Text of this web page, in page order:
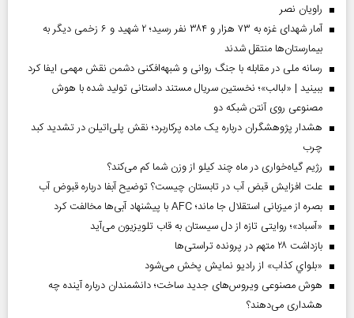
راویان نصر
آمار شهدای غزه به ۷۳ هزار و ۳۸۴ نفر رسید؛ ۲ شهید و ۶ زخمی دیگر به
بیمارستان‌ها منتقل شدند
رسانه ملی در مقابله با جنگ روانی و شبهه‌افکنی دشمن نقش مهمی ایفا کرد
ببینید | «لبالب»؛ نخستین سریال مستند داستانی تولید شده با هوش
مصنوعی روی آنتن شبکه دو
هشدار پژوهشگران درباره یک ماده پرکاربرد؛ نقش پلی‌اتیلن در تشدید کبد
چرب
رژیم گیاه‌خواری در ماه چند کیلو از وزن شما کم می‌کند؟
علت افزایش قبض آب در تابستان چیست؟ توضیح آبفا درباره قبوض آب
بصره از میزبانی استقلال جا ماند؛ AFC با پیشنهاد آبی‌ها مخالفت کرد
«آسباد»؛ روایتی تازه از دل سیستان به قاب تلویزیون می‌آید
بازداشت ۲۸ متهم در پرونده تراستی‌ها
«بلواي کذاب» از رادیو نمایش پخش می‌شود
هوش مصنوعی ویروس‌های جدید ساخت؛ دانشمندان درباره آینده چه
هشداری می‌دهند؟